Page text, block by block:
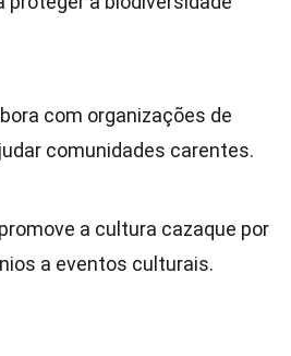
com organizações de
comunidades carentes.
a cultura cazaque por
a eventos culturais.